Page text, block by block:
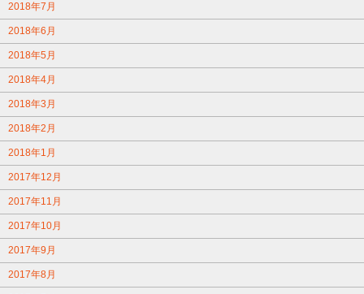
2018年7月
2018年6月
2018年5月
2018年4月
2018年3月
2018年2月
2018年1月
2017年12月
2017年11月
2017年10月
2017年9月
2017年8月